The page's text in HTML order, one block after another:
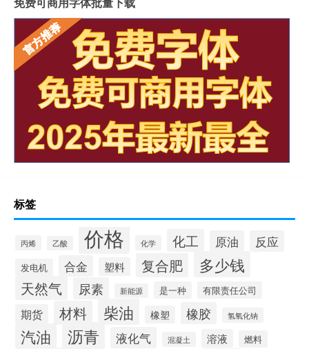
标签
丙烯 乙酸 价格 化学 化工 原油 反应
发电机 合金 塑料 复合肥 多少钱
天然气 尿素 新能源 是一种 有限责任公司
期货 材料 柴油 橡塑 橡胶 氢氧化钠
汽油 沥青 液化气 混凝土 溶液 燃料